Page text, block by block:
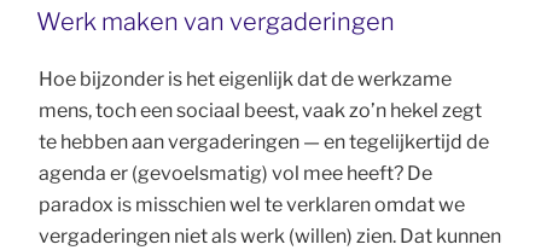
Werk maken van vergaderingen
Hoe bijzonder is het eigenlijk dat de werkzame
mens, toch een sociaal beest, vaak zo’n hekel zegt
te hebben aan vergaderingen — en tegelijkertijd de
agenda er (gevoelsmatig) vol mee heeft? De
paradox is misschien wel te verklaren omdat we
vergaderingen niet als werk (willen) zien. Dat kunnen